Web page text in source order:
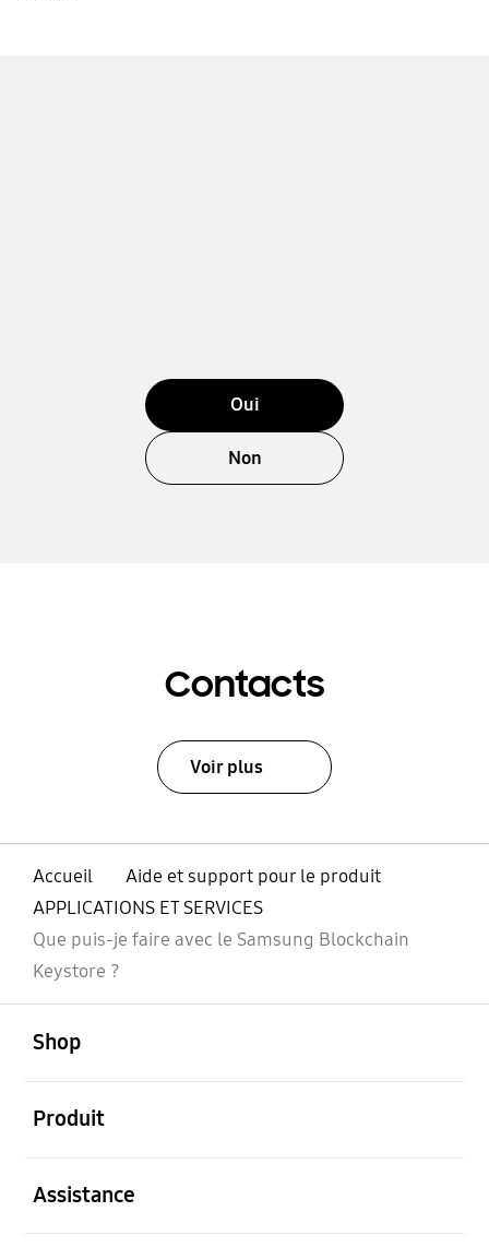
Oui
Non
Contacts
Voir plus
Accueil
Aide et support pour le produit
APPLICATIONS ET SERVICES
Que puis-je faire avec le Samsung Blockchain
Keystore ?
Shop
Produit
Assistance